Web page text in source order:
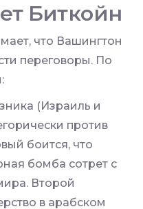
Биткойн
что Вашингтон
переговоры. По
(Израиль и
против
боится, что
бомба сотрет с
Второй
в арабском